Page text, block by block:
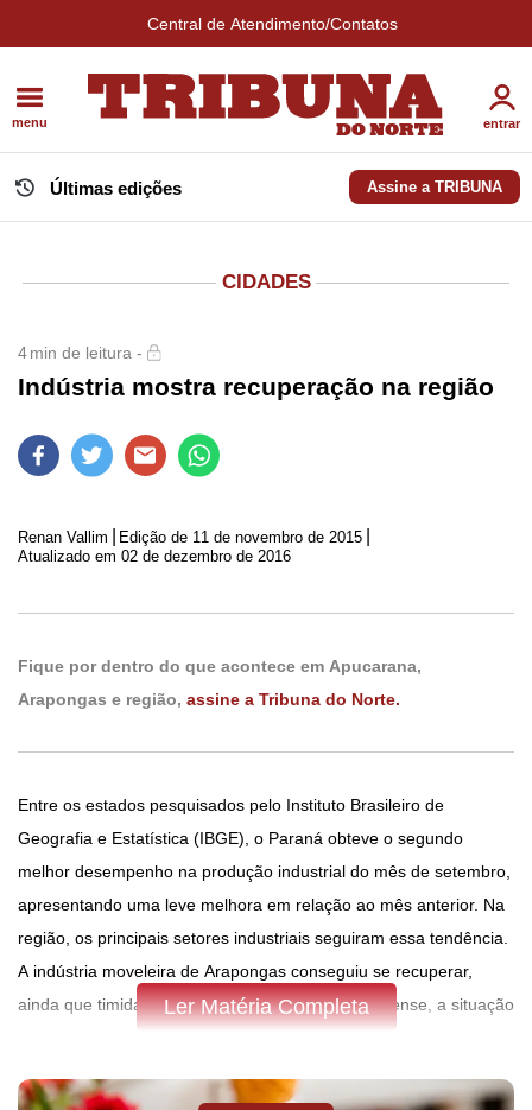
Central de Atendimento/Contatos
menu entrar
Últimas edições Assine a TRIBUNA
CIDADES
4min de leitura -
Indústria mostra recuperação na região
Renan Vallim Edição de 11 de novembro de 2015
Atualizado em 02 de dezembro de 2016
Fique por dentro do que acontece em Apucarana,
Arapongas e região, assine a Tribuna do Norte.
Entre os estados pesquisados pelo Instituto Brasileiro de
Geografia e Estatística (IBGE), o Paraná obteve o segundo
melhor desempenho na produção industrial do mês de setembro,
apresentando uma leve melhora em relação ao mês anterior. Na
região, os principais setores industriais seguiram essa tendência.
A indústria moveleira de Arapongas conseguiu se recuperar,
ainda que timidamente. Já no vestuário apucaranense, a situação
Ler Matéria Completa